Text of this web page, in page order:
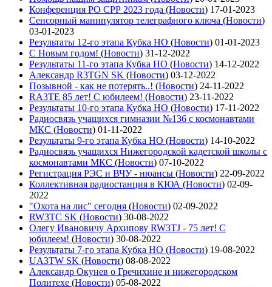
Конференция РО СРР 2023 года (Новости) 17-01-2023
Сенсорный манипулятор телеграфного ключа (Новости)
03-01-2023
Результаты 12-го этапа Кубка НО (Новости) 01-01-2023
С Новым годом! (Новости) 31-12-2022
Результаты 11-го этапа Кубка НО (Новости) 14-12-2022
Александр R3TGN SK (Новости) 03-12-2022
Позывной - как не потерять..! (Новости) 24-11-2022
RA3TE 85 лет! С юбилеем! (Новости) 23-11-2022
Результаты 10-го этапа Кубка НО (Новости) 17-11-2022
Радиосвязь учащихся гимназии №136 с космонавтами
МКС (Новости) 01-11-2022
Результаты 9-го этапа Кубка НО (Новости) 14-10-2022
Радиосвязь учащихся Нижегородской кадетской школы с
космонавтами МКС (Новости) 07-10-2022
Регистрация РЭС и ВЧУ - нюансы (Новости) 22-09-2022
Коллективная радиостанция в КЮА (Новости) 02-09-
2022
"Охота на лис" сегодня (Новости) 02-09-2022
RW3TC SK (Новости) 30-08-2022
Олегу Ивановичу Архипову RW3TJ - 75 лет! С
юбилеем! (Новости) 30-08-2022
Результаты 7-го этапа Кубка НО (Новости) 19-08-2022
UA3TW SK (Новости) 08-08-2022
Александр Окунев о Гречихине и нижегородском
Политехе (Новости) 05-08-2022